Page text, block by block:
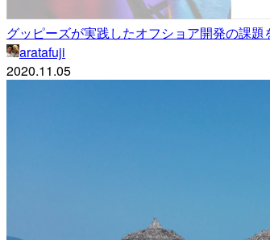
グッピーズが実践したオフショア開発の課
aratafuji
2020.11.05